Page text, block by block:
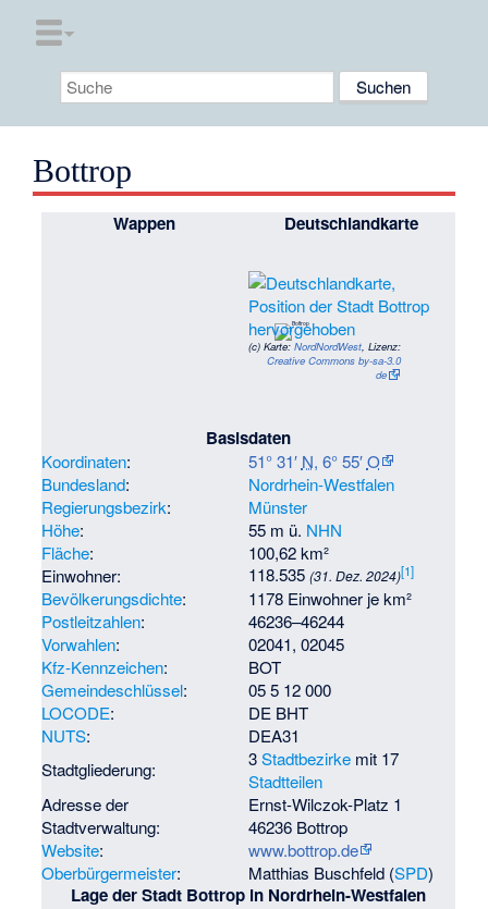
Bottrop
Wappen Deutschlandkarte
(c) Karte: NordNordWest, Lizenz:
Creative Commons by-sa-3.0
de
Basisdaten
Koordinaten: 51° 31′ N, 6° 55′O
Bundesland:
Nordrhein-Westfalen
Regierungsbezirk:
Münster
Höhe: 55 m ü. NHN
Fläche:
100,62 km²
Einwohner:
118.535 (31. Dez. 2024)[1]
Bevölkerungsdichte:
1178 Einwohner je km²
Postleitzahlen:
46236–46244
Vorwahlen:
02041, 02045
Kfz-Kennzeichen:
BOT
Gemeindeschlüssel:
05 5 12 000
LOCODE:
DE BHT
NUTS:
DEA31
Stadtgliederung:
3Stadtbezirkemit 17
Stadtteilen
Adresse der
Stadtverwaltung:
Ernst-Wilczok-Platz 1
46236 Bottrop
Website:
www.bottrop.de
Oberbürgermeister: Matthias Buschfeld(SPD)
Lage der Stadt Bottrop in Nordrhein-Westfalen